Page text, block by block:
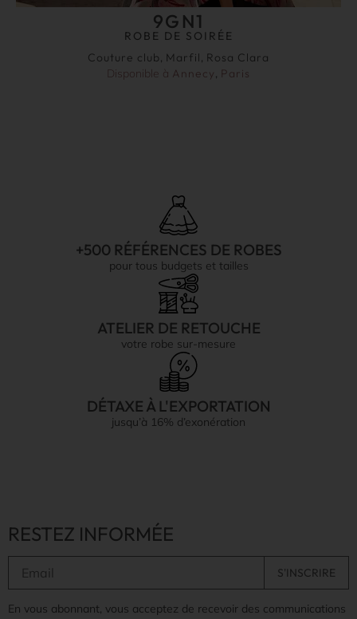
9GN1
ROBE DE SOIRÉE
Couture club, Marfil, Rosa Clara
Disponible à Annecy, Paris
+500 RÉFÉRENCES DE ROBES
pour tous budgets et tailles
ATELIER DE RETOUCHE
votre robe sur-mesure
DÉTAXE À L'EXPORTATION
jusqu’à 16% d’exonération
RESTEZ INFORMÉE
En vous abonnant, vous acceptez de recevoir des communications